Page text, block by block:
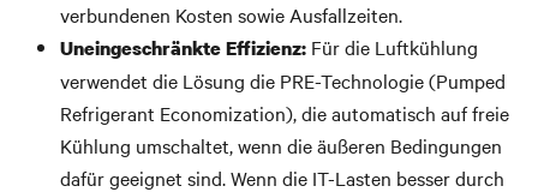
verbundenen Kosten sowie Ausfallzeiten.
Uneingeschränkte Effizienz: Für die Luftkühlung
verwendet die Lösung die PRE-Technologie (Pumped
Refrigerant Economization), die automatisch auf freie
Kühlung umschaltet, wenn die äußeren Bedingungen
dafür geeignet sind. Wenn die IT-Lasten besser durch